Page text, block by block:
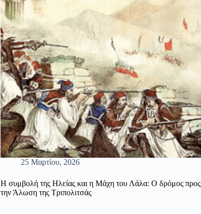
25 Μαρτίου, 2026
Η συμβολή της Ηλείας και η Μάχη του Λάλα: Ο δρόμος προς
την Άλωση της Τριπολιτσάς